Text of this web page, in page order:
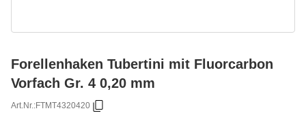
Forellenhaken Tubertini mit Fluorcarbon
Vorfach Gr. 4 0,20 mm
Art.Nr.:FTMT4320420